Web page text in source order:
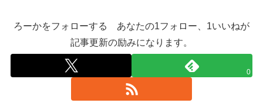
ろーかをフォローする あなたの1フォロー、1いいねが
記事更新の励みになります。
0